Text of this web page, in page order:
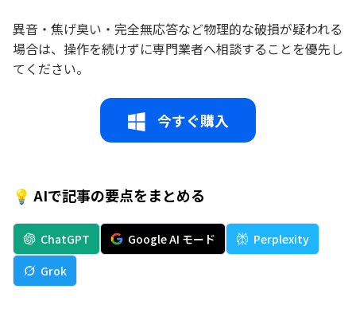
異音・焦げ臭い・完全無応答など物理的な破損が疑われる
場合は、操作を続けずに専門業者へ相談することを優先し
てください。
今すぐ購入
💡 AIで記事の要点をまとめる
ChatGPT Google AI モード
Perplexity
Grok